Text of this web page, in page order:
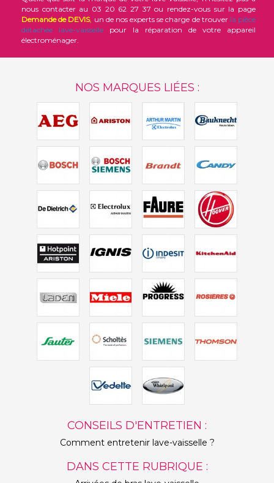
nous contacter au 03 20 62 27 37 ou rendez-vous sur la page
Demande de DEVIS, un de nos experts se charge de trouver la pièce
détachée lave-vaisselle pour la réparation de votre appareil
électroménager.
NOS MARQUES LIÉES :
CONSEILS D'ENTRETIEN :
Comment entretenir lave-vaisselle ?
DANS CETTE RUBRIQUE :